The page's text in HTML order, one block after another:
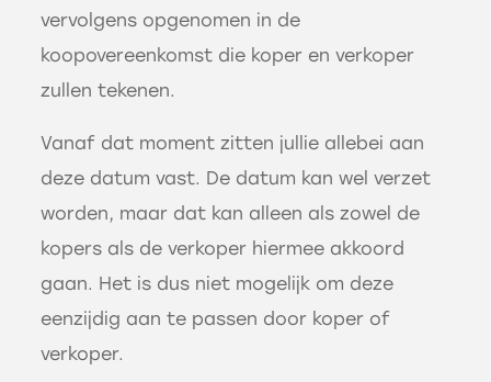
vervolgens opgenomen in de
koopovereenkomst die koper en verkoper
zullen tekenen.
Vanaf dat moment zitten jullie allebei aan
deze datum vast. De datum kan wel verzet
worden, maar dat kan alleen als zowel de
kopers als de verkoper hiermee akkoord
gaan. Het is dus niet mogelijk om deze
eenzijdig aan te passen door koper of
verkoper.